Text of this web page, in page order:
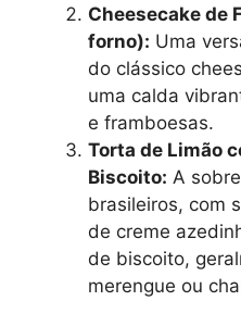
Cheesecake de
forno): Uma
do clássico
uma calda
e framboesas.
Torta de Limão
Biscoito: A
brasileiros, com
de creme
de biscoito,
merengue ou